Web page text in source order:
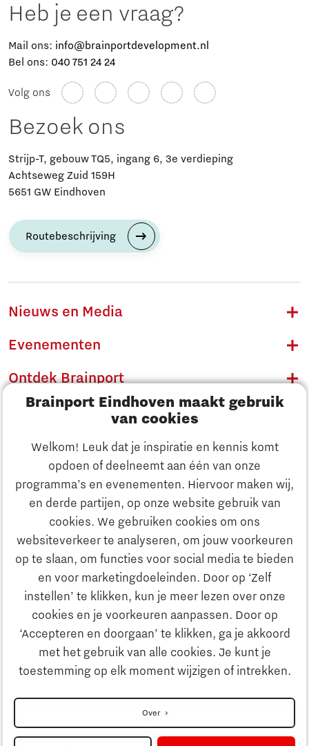
Brainport Eindhoven maakt gebruik
van cookies
Welkom! Leuk dat je inspiratie en kennis komt
opdoen of deelneemt aan één van onze
programma’s en evenementen. Hiervoor maken wij,
en derde partijen, op onze website gebruik van
cookies. We gebruiken cookies om ons
websiteverkeer te analyseren, om jouw voorkeuren
op te slaan, om functies voor social media te bieden
en voor marketingdoeleinden. Door op ‘Zelf
instellen’ te klikken, kun je meer lezen over onze
cookies en je voorkeuren aanpassen. Door op
‘Accepteren en doorgaan’ te klikken, ga je akkoord
met het gebruik van alle cookies. Je kunt je
toestemming op elk moment wijzigen of intrekken.
Over
Ontdek Brainport
Innovatie
Ondernemen
Onderwijs
Strategie & Organisatie
Heb je een vraag?
Mail ons: info@brainportdevelopment.nl
Bel ons: 040 751 24 24
Volg ons
Bezoek ons
Strijp-T, gebouw TQ5, ingang 6, 3e verdieping
Achtseweg Zuid 159H
5651 GW Eindhoven
Routebeschrijving
Nieuws en Media
Evenementen
Ontdek Brainport
Innovatie
Ondernemen
Onderwijs
Maatschappelijk
Strategie & Organisatie
Zoeken
Contact
Naar internationale website
Privacyverklaring